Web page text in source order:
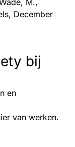
December
bij
en
van werken.